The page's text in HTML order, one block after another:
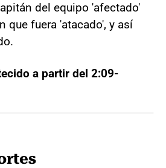
del equipo 'afectado'
que fuera 'atacado', y así
a partir del 2:09-